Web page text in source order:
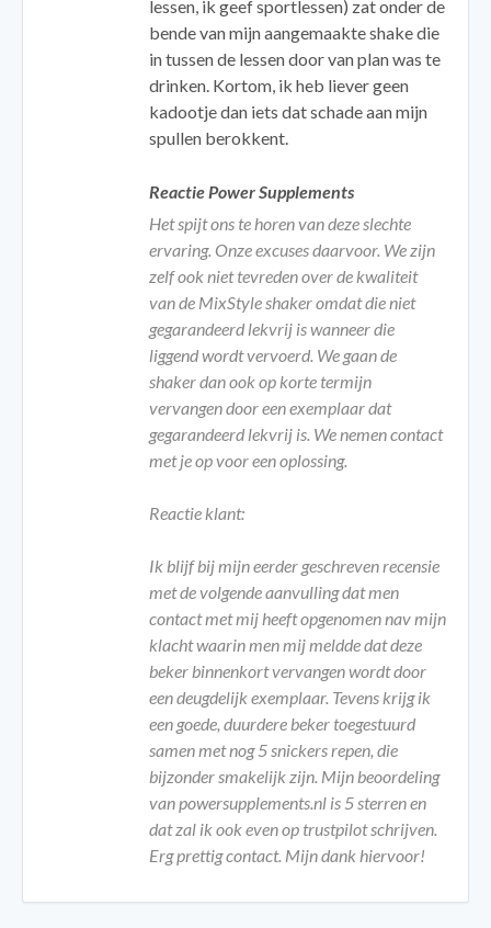
lessen, ik geef sportlessen) zat onder de
bende van mijn aangemaakte shake die
in tussen de lessen door van plan was te
drinken. Kortom, ik heb liever geen
kadootje dan iets dat schade aan mijn
spullen berokkent.
Reactie Power Supplements
Het spijt ons te horen van deze slechte
ervaring. Onze excuses daarvoor. We zijn
zelf ook niet tevreden over de kwaliteit
van de MixStyle shaker omdat die niet
gegarandeerd lekvrij is wanneer die
liggend wordt vervoerd. We gaan de
shaker dan ook op korte termijn
vervangen door een exemplaar dat
gegarandeerd lekvrij is. We nemen contact
met je op voor een oplossing.
Reactie klant:
Ik blijf bij mijn eerder geschreven recensie
met de volgende aanvulling dat men
contact met mij heeft opgenomen nav mijn
klacht waarin men mij meldde dat deze
beker binnenkort vervangen wordt door
een deugdelijk exemplaar. Tevens krijg ik
een goede, duurdere beker toegestuurd
samen met nog 5 snickers repen, die
bijzonder smakelijk zijn. Mijn beoordeling
van powersupplements.nl is 5 sterren en
dat zal ik ook even op trustpilot schrijven.
Erg prettig contact. Mijn dank hiervoor!